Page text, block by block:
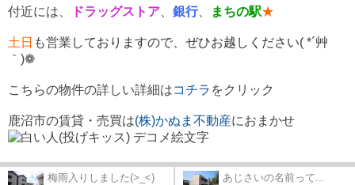
付近には、 ドラッグストア 銀行、 まちの駅★
土日 も営業 しておりますので、ぜひお越しください( *´艸
｀)❁
こちらの物件の詳しい詳細はコチラ をクリ ック
鹿沼市の賃貸・売買は(株)かぬま不動産におまかせ
梅雨入りしました(>_<) あじさいの名前って...